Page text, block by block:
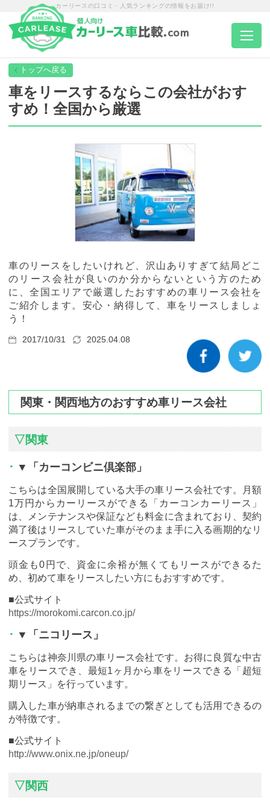
カーリースの口コミ・人気ランキングの情報をお届け!!
トップページ
カーリース一覧
エリア別ランキング
エリア別店舗一覧
車種から選ぶ
カーリース体験談
お役立ち記事
閉じる
車をリースするならこの会社がおす
すめ！全国から厳選
車のリースをしたいけれど、沢山ありすぎて結局どこ
のリース会社が良いのか分からないという方のため
に、全国エリアで厳選したおすすめの車リース会社を
ご紹介します。安心・納得して、車をリースしましょ
う！
2017/10/31 2025.04.08
関東・関西地方のおすすめ車リース会社
▽関東
▼「カーコンビニ倶楽部」
こちらは全国展開している大手の車リース会社です。月額
1万円からカーリースができる「カーコンカーリース」
は、メンテナンスや保証なども料金に含まれており、契約
満了後はリースしていた車がそのまま手に入る画期的なリ
ースプランです。
頭金も0円で、資金に余裕が無くてもリースができるた
め、初めて車をリースしたい方にもおすすめです。
■公式サイト
https://morokomi.carcon.co.jp/
▼「ニコリース」
こちらは神奈川県の車リース会社です。お得に良質な中古
車をリースでき、最短1ヶ月から車をリースできる「超短
期リース」を行っています。
購入した車が納車されるまでの繋ぎとしても活用できるの
が特徴です。
■公式サイト
http://www.onix.ne.jp/oneup/
▽関西